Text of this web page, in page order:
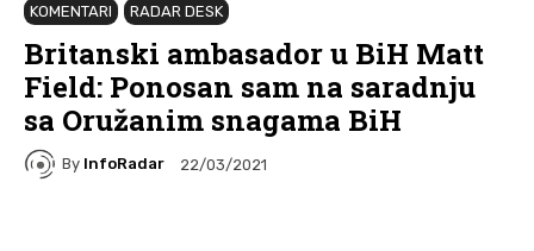
KOMENTARI RADAR DESK
Britanski ambasador u BiH Matt
Field: Ponosan sam na saradnju
sa Oružanim snagama BiH
By InfoRadar 22/03/2021